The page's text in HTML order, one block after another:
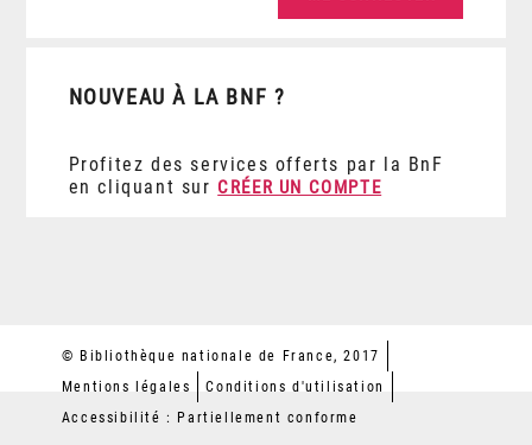
NOUVEAU À LA BNF ?
Profitez des services offerts par la BnF
en cliquant sur CRÉER UN COMPTE
© Bibliothèque nationale de France, 2017
Mentions légales
Conditions d'utilisation
Accessibilité : Partiellement conforme